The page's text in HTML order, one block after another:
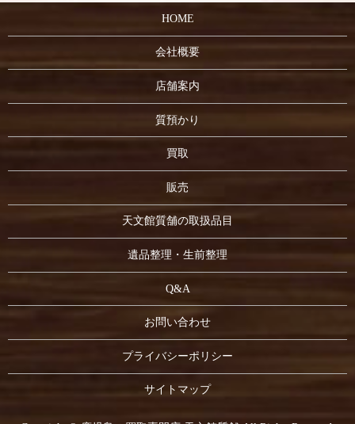
HOME
会社概要
店舗案内
質預かり
買取
販売
天文館質舗の取扱品目
遺品整理・生前整理
Q&A
お問い合わせ
プライバシーポリシー
サイトマップ